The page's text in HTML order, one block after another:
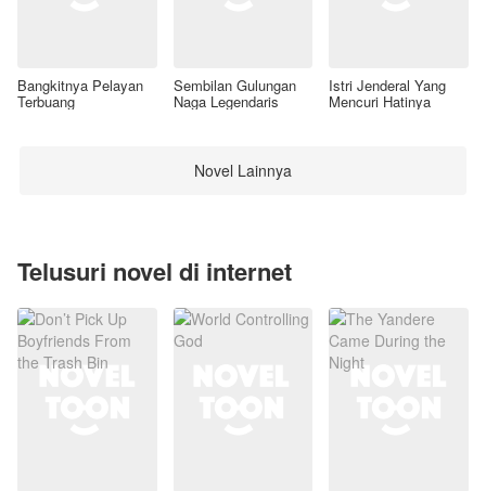
Bangkitnya Pelayan
Terbuang
Sembilan Gulungan
Naga Legendaris
Istri Jenderal Yang
Mencuri Hatinya
Novel Lainnya
Telusuri novel di internet